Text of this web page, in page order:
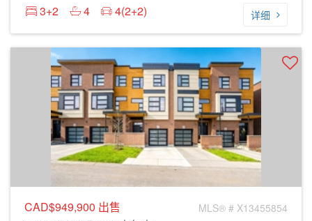
3+2
4 4(2+2) 详细
CAD$949,900 出售 MLS® # X13455854